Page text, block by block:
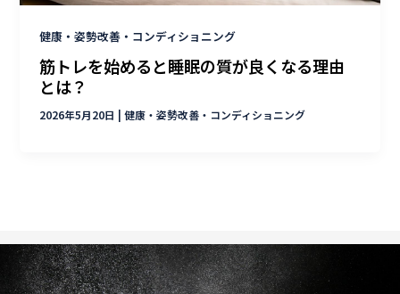
健康・姿勢改善・コンディショニング
筋トレを始めると睡眠の質が良くなる理由
とは？
2026年5月20日 |健康・姿勢改善・コンディショニング